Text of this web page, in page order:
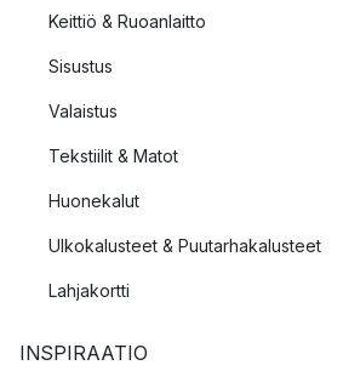
Keittiö & Ruoanlaitto
Sisustus
Valaistus
Tekstiilit & Matot
Huonekalut
Ulkokalusteet & Puutarhakalusteet
Lahjakortti
INSPIRAATIO